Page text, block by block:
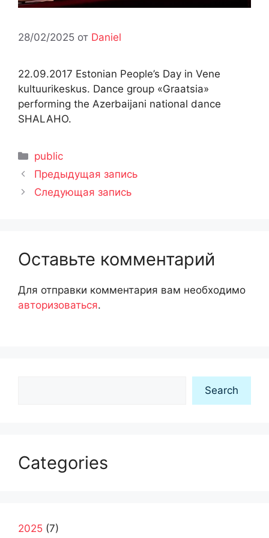
28/02/2025 от Daniel
22.09.2017 Estonian People’s Day in Vene
kultuurikeskus. Dance group «Graatsia»
performing the Azerbaijani national dance
SHALAHO.
Рубрики
public
Предыдущая запись
Следующая запись
Оставьте комментарий
Для отправки комментария вам необходимо
авторизоваться.
Search
Categories
2025 (7)